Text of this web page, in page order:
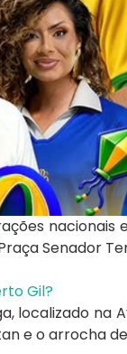
nacionais
Senador
Gil?
localizado na
e o arrocha